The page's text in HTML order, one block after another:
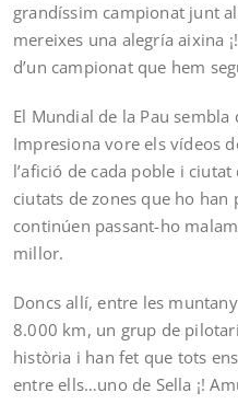
grandíssim campionat junt
mereixes una alegría aixina
d’un campionat que hem
El Mundial de la Pau
Impresiona vore els vídeos
l’afició de cada poble i
ciutats de zones que ho han
continúen passant-ho
millor.
Doncs allí, entre les
8.000 km, un grup de
història i han fet que tots
entre ells…uno de Sella ¡!